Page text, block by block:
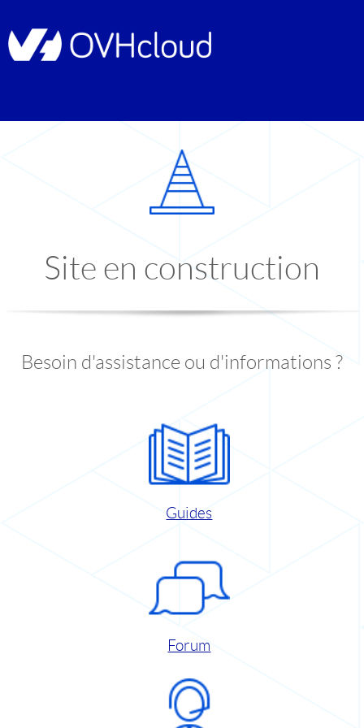
Site en construction
Besoin d'assistance ou d'informations ?
Guides
Forum